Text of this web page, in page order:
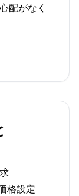
配がなく
格設定